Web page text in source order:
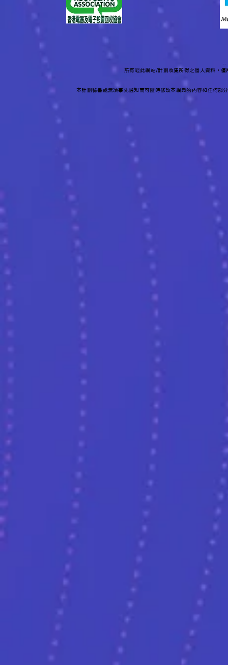
--
所有經此網站/計劃收集所得之個人資料，
本計劃秘書處無須事先通知而可隨時修改本網頁的內容和任何部